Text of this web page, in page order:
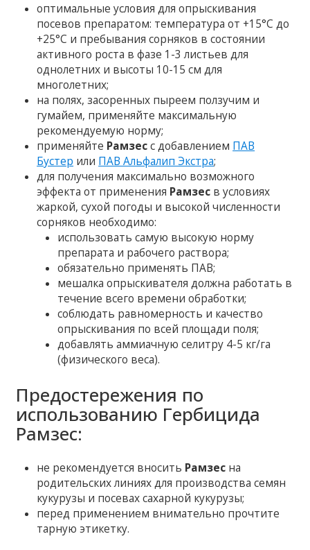
оптимальные условия для опрыскивания
посевов препаратом: температура от +15°С до
+25°С и пребывания сорняков в состоянии
активного роста в фазе 1-3 листьев для
однолетних и высоты 10-15 см для
многолетних;
на полях, засоренных пыреем ползучим и
гумайем, применяйте максимальную
рекомендуемую норму;
применяйте Рамзесс добавлением ПАВ
Бустер или ПАВ Альфалип Экстра;
для получения максимально возможного
эффекта от применения Рамзес в условиях
жаркой, сухой погоды и высокой численности
сорняков необходимо:
использовать самую высокую норму
препарата и рабочего раствора;
обязательно применять ПАВ;
мешалка опрыскивателя должна работать в
течение всего времени обработки;
соблюдать равномерность и качество
опрыскивания по всей площади поля;
добавлять аммиачную селитру 4-5 кг/га
(физического веса).
Предостережения по
использованию Гербицида
Рамзес:
не рекомендуется вносить Рамзес на
родительских линиях для производства семян
кукурузы и посевах сахарной кукурузы;
перед применением внимательно прочтите
тарную этикетку.